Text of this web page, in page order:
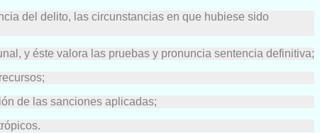
del delito, las circunstancias en que hubiese sido
y éste valora las pruebas y pronuncia sentencia definitiva;
de las sanciones aplicadas;